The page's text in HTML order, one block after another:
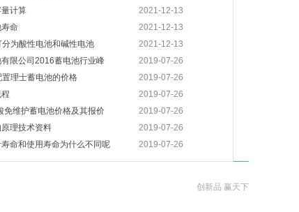
，且及时补电的条件下)60%DOD≥2980 次 过放电恢复能力
短 电池能量转换效率高，充入放出比大于97%应用领域1. 太
2021-12-13
计算
2021-12-13
命
2021-12-13
为酸性电池和碱性电池
2019-07-26
限公司2016蓄电池行业峰
2019-07-26
理士蓄电池的价格
2019-07-26
2019-07-26
免维护蓄电池价格及其报价
2019-07-26
理技术资料
2019-07-26
命和使用寿命为什么不同呢
2019-07-26
来前景
创新品 赢天下